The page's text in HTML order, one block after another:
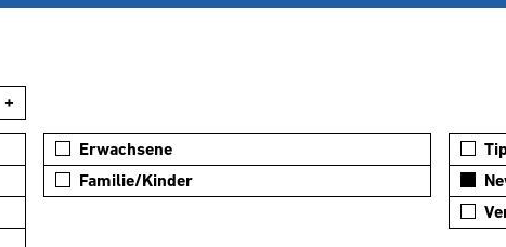
+
Erwachsene
Familie/Kinder